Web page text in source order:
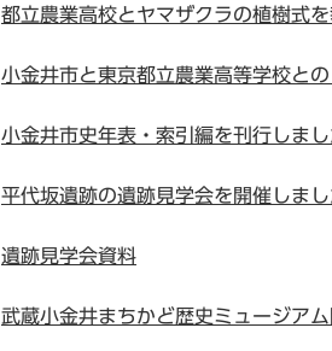
都立農業高校とヤマザクラの植樹式
小金井市と東京都立農業高等学校と
小金井市史年表・索引編を刊行しまし
平代坂遺跡の遺跡見学会を開催しまし
遺跡見学会資料
武蔵小金井まちかど歴史ミュージア